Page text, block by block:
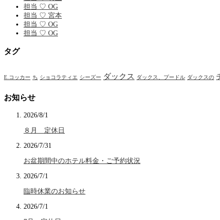
担当 ♡ OG
担当 ♡ 宮本
担当 ♡ OG
担当 ♡ OG
タグ
E.コッカー ち ショコラティエ シーズー ダックス ダックス、プードル ダックスの
お知らせ
2026/8/1
８月 定休日
2026/7/31
お盆期間中のホテル料金・ご予約状況
2026/7/1
臨時休業のお知らせ
2026/7/1